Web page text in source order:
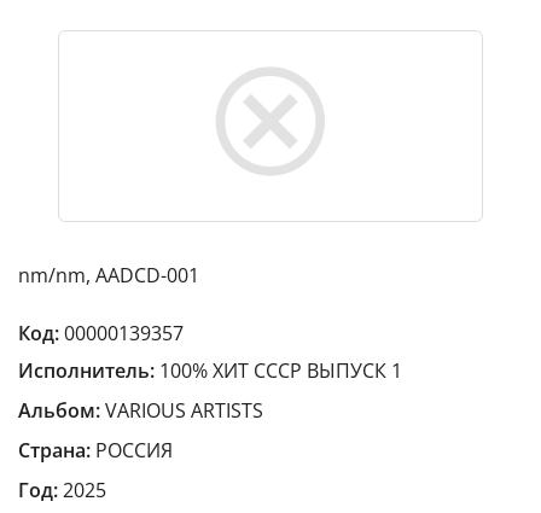
nm/nm, AADCD-001
Код:00000139357
Исполнитель: 100% ХИТ СССР ВЫПУСК 1
Альбом:VARIOUS ARTISTS
Страна: РОССИЯ
Год:2025